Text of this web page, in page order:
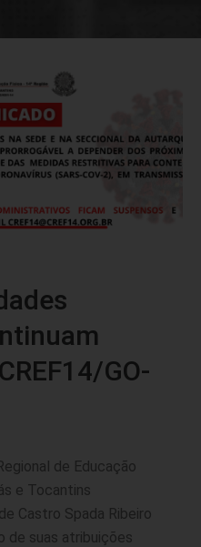
GO-
de Educação
e Tocantins
Castro Spada Ribeiro
de suas atribuições